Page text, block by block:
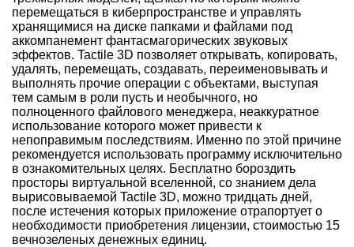
перемещаться в киберпространстве и управлять
хранящимися на диске папками и файлами под
аккомпанемент фантасмагорических звуковых
эффектов. Tactile 3D позволяет открывать, копировать,
удалять, перемещать, создавать, переименовывать и
выполнять прочие операции с объектами, выступая
тем самым в роли пусть и необычного, но
полноценного файлового менеджера, неаккуратное
использование которого может привести к
непоправимым последствиям. Именно по этой причине
рекомендуется использовать программу исключительно
в ознакомительных целях. Бесплатно бороздить
просторы виртуальной вселенной, со знанием дела
вырисовываемой Tactile 3D, можно тридцать дней,
после истечения которых приложение отрапортует о
необходимости приобретения лицензии, стоимостью 15
вечнозеленых денежных единиц.